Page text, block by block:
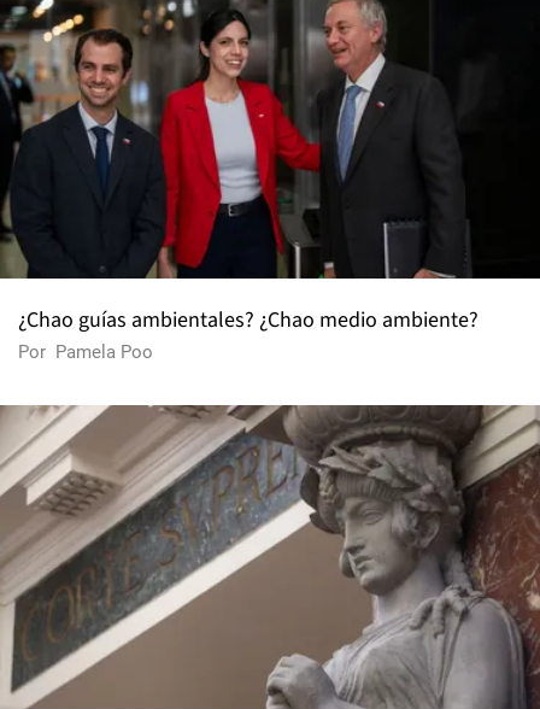
¿Chao guías ambientales? ¿Chao medio ambiente?
Por Pamela Poo